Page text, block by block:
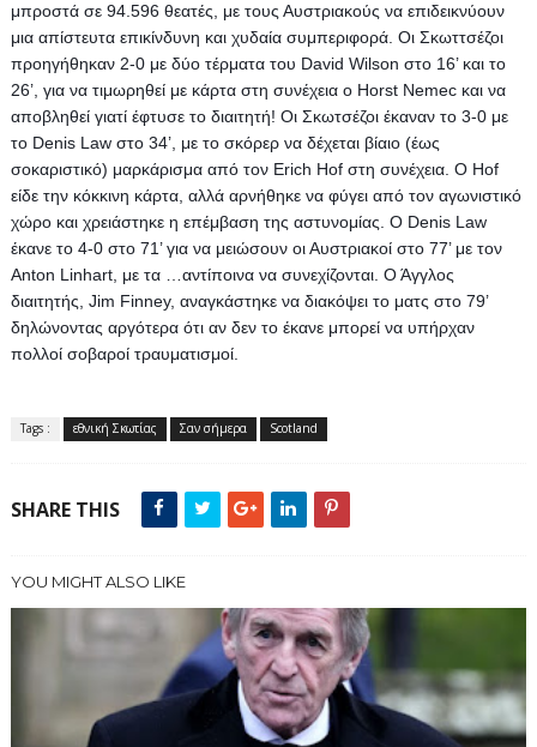
μπροστά σε 94.596 θεατές, με τους Αυστριακούς να επιδεικνύουν
μια απίστευτα επικίνδυνη και χυδαία συμπεριφορά. Οι Σκωττσέζοι
προηγήθηκαν 2-0 με δύο τέρματα του David Wilson στο 16’ και το
26’, για να τιμωρηθεί με κάρτα στη συνέχεια ο Horst Nemec και να
αποβληθεί γιατί έφτυσε το διαιτητή! Οι Σκωτσέζοι έκαναν το 3-0 με
το Denis Law στο 34’, με το σκόρερ να δέχεται βίαιο (έως
σοκαριστικό) μαρκάρισμα από τον Erich Hof στη συνέχεια. Ο Hof
είδε την κόκκινη κάρτα, αλλά αρνήθηκε να φύγει από τον αγωνιστικό
χώρο και χρειάστηκε η επέμβαση της αστυνομίας. Ο Denis Law
έκανε το 4-0 στο 71’ για να μειώσουν οι Αυστριακοί στο 77’ με τον
Anton Linhart, με τα …αντίποινα να συνεχίζονται. Ο Άγγλος
διαιτητής, Jim Finney, αναγκάστηκε να διακόψει το ματς στο 79’
δηλώνοντας αργότερα ότι αν δεν το έκανε μπορεί να υπήρχαν
πολλοί σοβαροί τραυματισμοί.
Tags : εθνική Σκωτίας Σαν σήμερα Scotland
SHARE THIS
YOU MIGHT ALSO LIKE